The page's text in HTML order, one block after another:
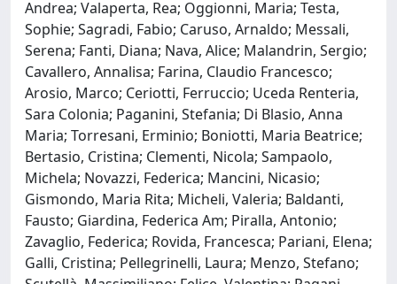
Andrea; Valaperta, Rea; Oggionni, Maria; Testa,
Sophie; Sagradi, Fabio; Caruso, Arnaldo; Messali,
Serena; Fanti, Diana; Nava, Alice; Malandrin, Sergio;
Cavallero, Annalisa; Farina, Claudio Francesco;
Arosio, Marco; Ceriotti, Ferruccio; Uceda Renteria,
Sara Colonia; Paganini, Stefania; Di Blasio, Anna
Maria; Torresani, Erminio; Boniotti, Maria Beatrice;
Bertasio, Cristina; Clementi, Nicola; Sampaolo,
Michela; Novazzi, Federica; Mancini, Nicasio;
Gismondo, Maria Rita; Micheli, Valeria; Baldanti,
Fausto; Giardina, Federica Am; Piralla, Antonio;
Zavaglio, Federica; Rovida, Francesca; Pariani, Elena;
Galli, Cristina; Pellegrinelli, Laura; Menzo, Stefano;